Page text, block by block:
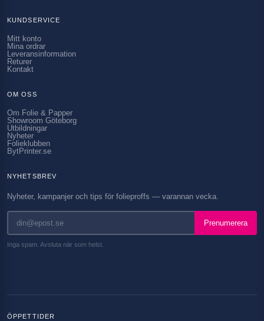
KUNDSERVICE
Mitt konto
Mina ordrar
Leveransinformation
Returer
Kontakt
OM OSS
Om Folie & Papper
Showroom Göteborg
Utbildningar
Nyheter
Folieklubben
BytPrinter.se
NYHETSBREV
Nyheter, kampanjer och tips för folieproffs — varannan vecka.
Prenumerera
Inga spam. Avsluta när som helst.
ÖPPETTIDER